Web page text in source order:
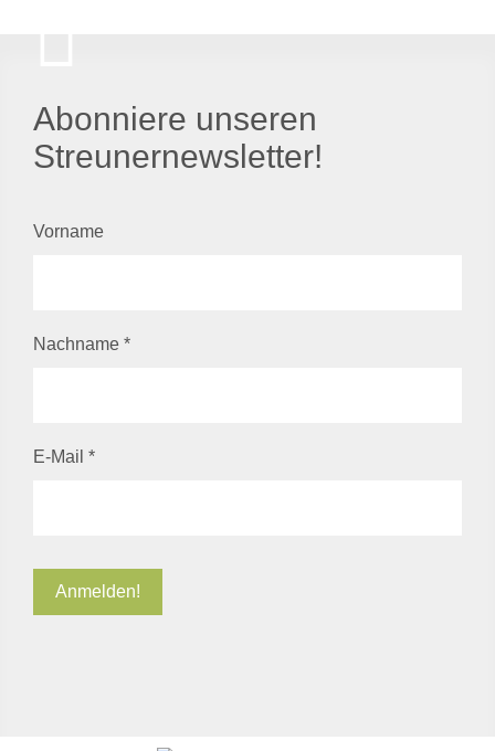
Abonniere unseren
Streunernewsletter!
Vorname
Nachname *
E-Mail *